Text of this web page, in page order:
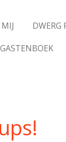
DWERG
GASTENBOEK